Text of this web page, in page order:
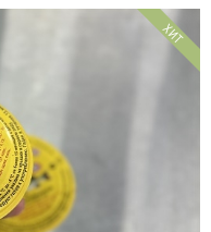
ХИТ